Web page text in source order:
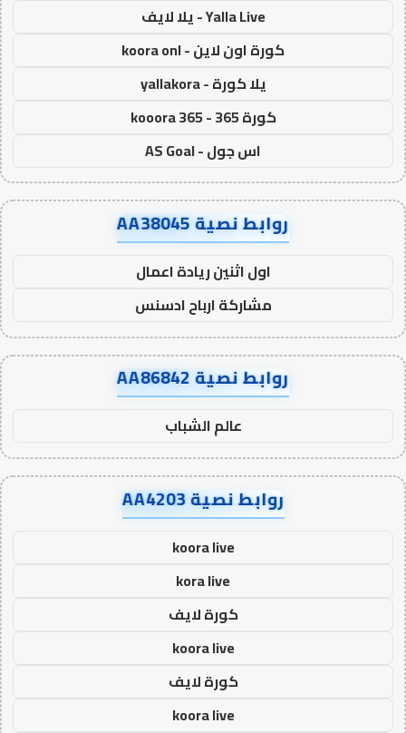
Yalla Live - يلا لايف
كورة اون لاين - koora onl
يلا كورة - yallakora
كورة 365 - kooora 365
اس جول - AS Goal
روابط نصية AA38045
اول اثنين ريادة اعمال
مشاركة ارباح ادسنس
روابط نصية AA86842
عالم الشباب
روابط نصية AA4203
koora live
kora live
كورة لايف
koora live
كورة لايف
koora live